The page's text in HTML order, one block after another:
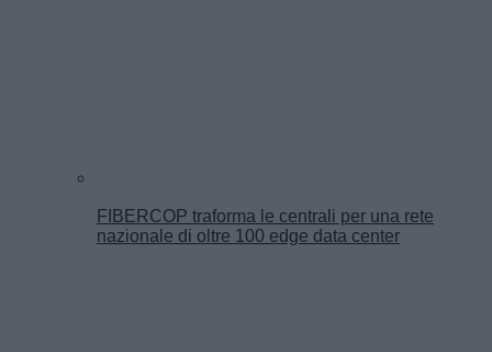
FIBERCOP traforma le centrali per una rete
nazionale di oltre 100 edge data center